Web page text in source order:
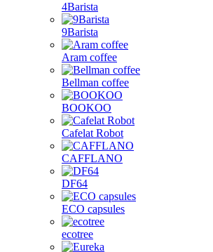
4Barista
9Barista
Aram coffee
Bellman coffee
BOOKOO
Cafelat Robot
CAFFLANO
DF64
ECO capsules
ecotree